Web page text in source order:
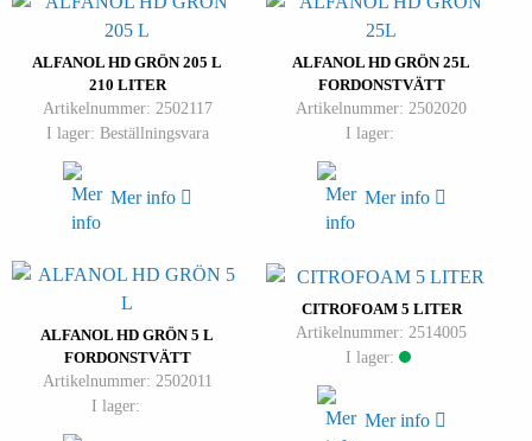
ALFANOL HD GRÖN 205 L
210 LITER
Artikelnummer: 2502117
I lager: Beställningsvara
Mer info
ALFANOL HD GRÖN 25L
FORDONSTVÄTT
Artikelnummer: 2502020
I lager:
Mer info
ALFANOL HD GRÖN 5 L
FORDONSTVÄTT
Artikelnummer: 2502011
I lager:
CITROFOAM 5 LITER
Artikelnummer: 2514005
I lager:
Mer info